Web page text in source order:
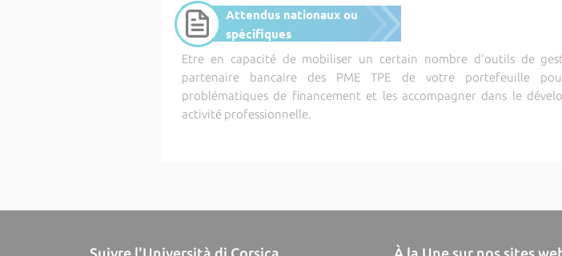
Attendus nationaux ou
spécifiques
Etre en capacité de mobiliser un certain nombre d'outils de
partenaire bancaire des PME TPE de votre portefeuille
problématiques de financement et les accompagner dans le
activité professionnelle.
Suivre l'Università di Corsica À la Une sur nos sites